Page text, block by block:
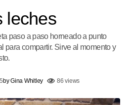
leches
paso a paso horneado a punto
para compartir. Sirve al momento y
byGina Whitley 86 views